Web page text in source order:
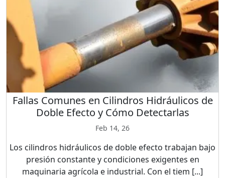
Fallas Comunes en Cilindros Hidráulicos de
Doble Efecto y Cómo Detectarlas
Feb 14, 26
Los cilindros hidráulicos de doble efecto trabajan bajo
presión constante y condiciones exigentes en
maquinaria agrícola e industrial. Con el tiem [...]